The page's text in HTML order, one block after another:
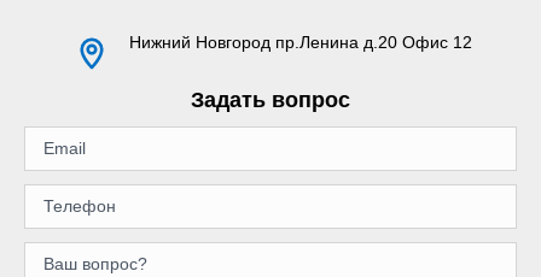
Нижний Новгород пр.Ленина д.20 Офис 12
Задать вопрос